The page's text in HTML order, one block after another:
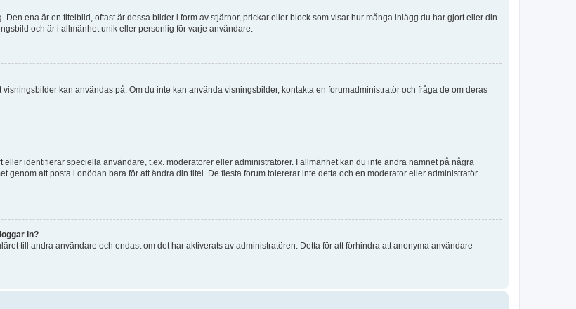
ena är en titelbild, oftast är dessa bilder i form av stjärnor, prickar eller block som visar hur många inlägg du har gjort eller din
och är i allmänhet unik eller personlig för varje användare.
kan användas på. Om du inte kan använda visningsbilder, kontakta en forumadministratör och fråga de om deras
identifierar speciella användare, t.ex. moderatorer eller administratörer. I allmänhet kan du inte ändra namnet på några
genom att posta i onödan bara för att ändra din titel. De flesta forum tolererar inte detta och en moderator eller administratör
in?
till andra användare och endast om det har aktiverats av administratören. Detta för att förhindra att anonyma användare